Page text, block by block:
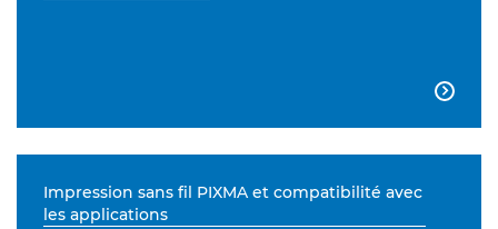

Impression sans fil PIXMA et compatibilité avec
les applications